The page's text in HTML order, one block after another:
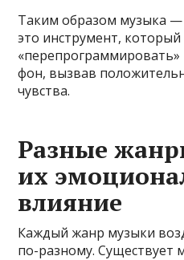
Таким образом музыка —
это инструмент,
фон, вызвав
чувства.
Разные
их
влияние
Каждый жанр музыки
по-разному. Существует